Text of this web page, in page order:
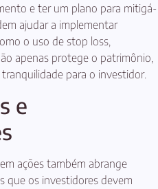
e ter um plano para mitigá-
ajudar a implementar
o uso de stop loss,
apenas protege o patrimônio,
para o investidor.
e
ações também abrange
que os investidores devem